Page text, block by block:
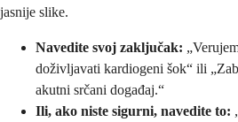
jasnije slike.
Navedite svoj zaključak:
doživljavati kardiogeni šok“ ili
akutni srčani događaj.“
Ili, ako niste sigurni, navedite to: